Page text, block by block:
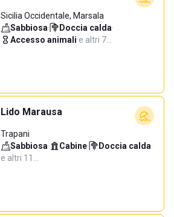
Sicilia Occidentale, Marsala
Sabbiosa· Doccia calda·
Accesso animali·e altri 7…
Lido Marausa
Trapani
Sabbiosa· Cabine· Doccia calda·
e altri 11…